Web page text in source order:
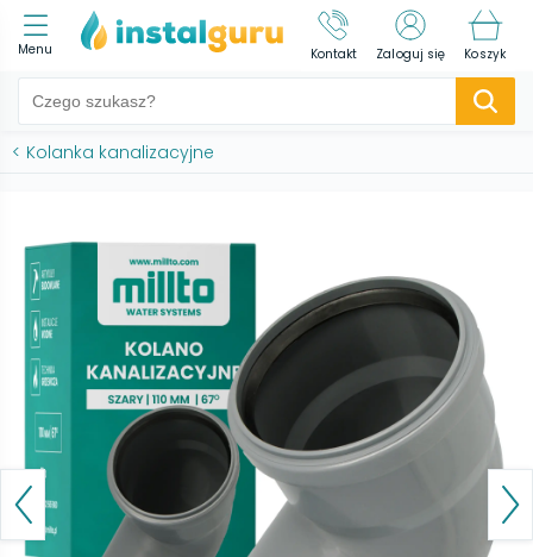
Menu Kontakt Zaloguj się Koszyk
< Kolanka kanalizacyjne